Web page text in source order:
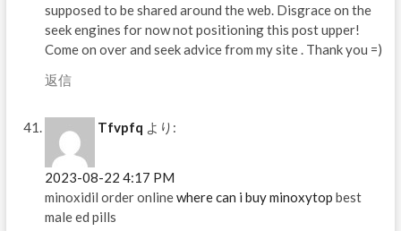
supposed to be shared around the web. Disgrace on the
seek engines for now not positioning this post upper!
Come on over and seek advice from my site . Thank you =)
返信
Tfvpfq より:
2023-08-22 4:17 PM
minoxidil order onlinewhere can i buy minoxytop best
male ed pills